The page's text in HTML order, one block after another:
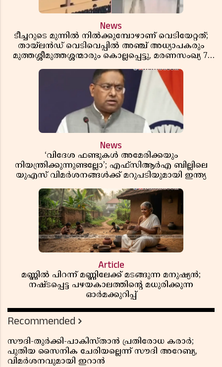
News
ടീച്ചറുടെ മുന്നിൽ നിൽക്കുമ്പോഴാണ് വെടിയേറ്റത്;
തായ്‌ലൻഡ് വെടിവെപ്പിൽ അഞ്ച് അധ്യാപകരും
മുത്തശ്ശീമുത്തശ്ശന്മാരും കൊല്ലപ്പെട്ടു, മരണസംഖ്യ 7;
News
‘വിദേശ ഫണ്ടുകൾ അമേരിക്കയും
നിയന്ത്രിക്കുന്നുണ്ടല്ലോ’; എഫ്സിആർഎ ബില്ലിലെ
യുഎസ് വിമർശനങ്ങൾക്ക് മറുപടിയുമായി ഇന്ത്യ
Article
മണ്ണിൽ പിറന്ന് മണ്ണിലേക്ക് മടങ്ങുന്ന മനുഷ്യൻ;
നഷ്ടപ്പെട്ട പഴയകാലത്തിൻ്റെ മധുരിക്കുന്ന
ഓർമക്കുറിപ്പ്
Recommended
സൗദി-തുർക്കി-പാകിസ്താൻ പ്രതിരോധ കരാർ;
പുതിയ സൈനിക ചേരിയല്ലെന്ന് സൗദി അറേബ്യ,
വിമർശനവുമായി ഇറാൻ